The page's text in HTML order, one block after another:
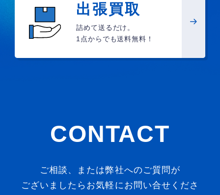
出張買取
詰めて送るだけ。
1点からでも送料無料！
CONTACT
ご相談、または弊社へのご質問が
ございましたらお気軽にお問い合せくださ